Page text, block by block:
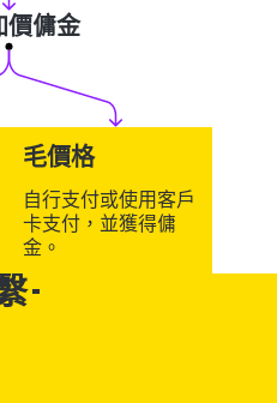
價傭金
毛價格
自行支付或使用客戶
卡支付，並獲得傭
金。
-